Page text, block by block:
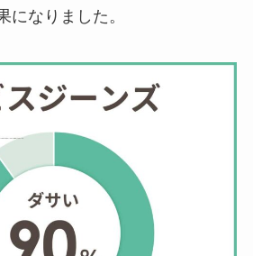
になりました。